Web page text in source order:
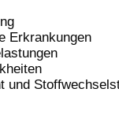
Erkrankungen
und